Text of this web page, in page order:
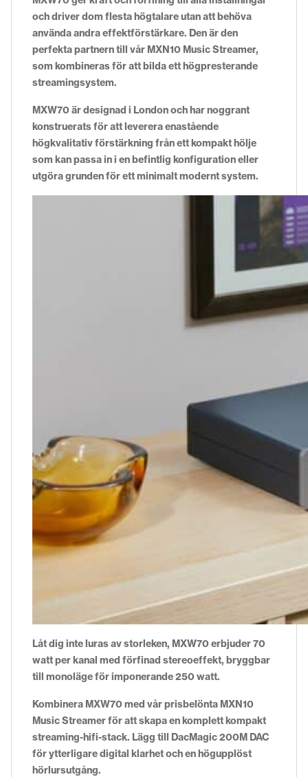
och driver dom flesta högtalare utan att behöva
använda andra effektförstärkare. Den är den
perfekta partnern till vår MXN10 Music Streamer,
som kombineras för att bilda ett högpresterande
streamingsystem.
MXW70 är designad i London och har noggrant
konstruerats för att leverera enastående
högkvalitativ förstärkning från ett kompakt hölje
som kan passa in i en befintlig konfiguration eller
utgöra grunden för ett minimalt modernt system.
Låt dig inte luras av storleken, MXW70 erbjuder 70
watt per kanal med förfinad stereoeffekt, bryggbar
till monoläge för imponerande 250 watt.
Kombinera MXW70 med vår prisbelönta MXN10
Music Streamer för att skapa en komplett kompakt
streaming-hifi-stack. Lägg till DacMagic 200M DAC
för ytterligare digital klarhet och en högupplöst
hörlursutgång.